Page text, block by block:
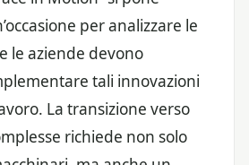
per analizzare le
le aziende devono
tali innovazioni
La transizione verso
richiede non solo